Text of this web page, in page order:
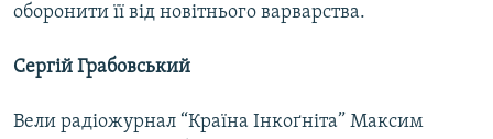
оборонити її від новітнього варварства.
Сергій Грабовський
Вели радіожурнал “Країна Інкоґніта” Максим